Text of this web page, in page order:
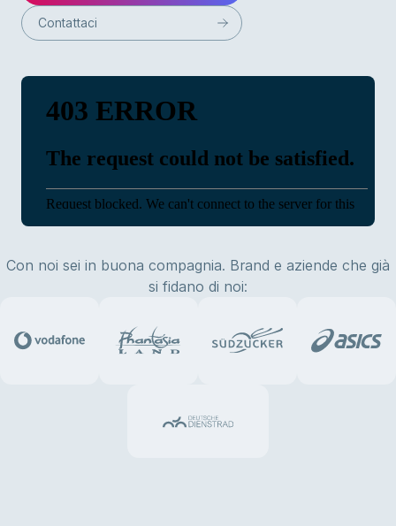
Contattaci
Con noi sei in buona compagnia. Brand e aziende che già
si fidano di noi: